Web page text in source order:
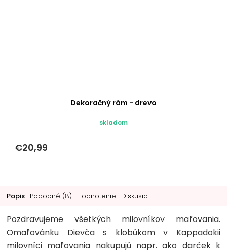
Dekoračný rám - drevo
skladom
€20,99
Popis Podobné (8) Hodnotenie Diskusia
Pozdravujeme všetkých milovníkov maľovania.
Omaľovánku Dievča s klobúkom v Kappadokii
milovníci maľovania nakupujú napr. ako darček k